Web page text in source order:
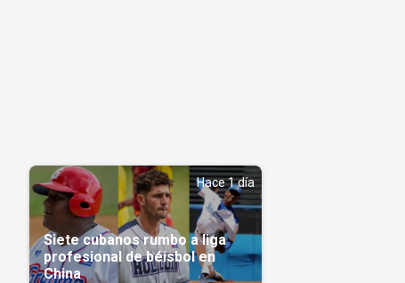
Hace 1 día
Siete cubanos rumbo a liga
profesional de béisbol en
China